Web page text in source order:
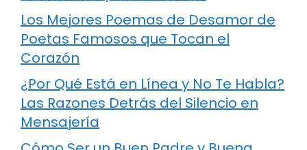
Los Mejores Poemas de Desamor de
Poetas Famosos que Tocan el
Corazón
¿Por Qué Está en Línea y No Te Habla?
Las Razones Detrás del Silencio en
Mensajería